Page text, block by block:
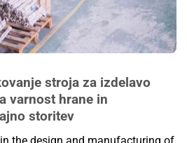
stroja za izdelavo
varnost hrane in
storitev
the design and manufacturing of